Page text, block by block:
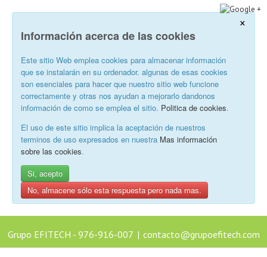
×
Información acerca de las cookies
Este sitio Web emplea cookies para almacenar información
que se instalarán en su ordenador. algunas de esas cookies
son esenciales para hacer que nuestro sitio web funcione
correctamente y otras nos ayudan a mejorarlo dandonos
información de como se emplea el sitio. Politica de cookies.
El uso de este sitio implica la aceptación de nuestros
terminos de uso expresados en nuestra Mas información
sobre las cookies.
Si, acepto
No, almacene sólo esta respuesta pero nada mas.
Grupo EFITECH - 976-916-007 | contacto@grupoefitech.com